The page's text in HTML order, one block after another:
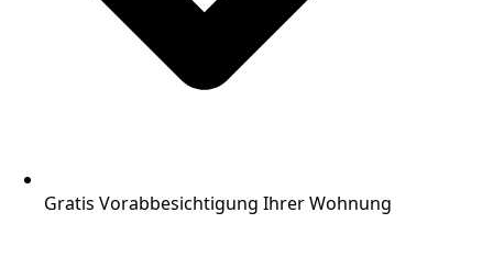
Gratis Vorabbesichtigung Ihrer Wohnung